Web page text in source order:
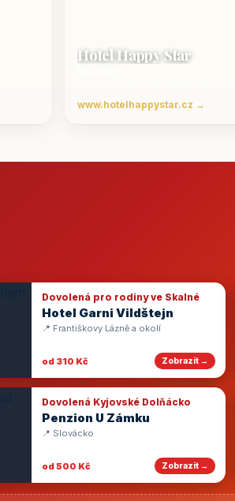
Hotel Happy Star
www.hotelhappystar.cz →
Dovolená pro rodiny ve Skalné
Hotel Garni Vildštejn
📍 Františkovy Lázně a okolí
od 310 Kč Zobrazit →
Dovolená Kyjovské Dolňácko
Penzion U Zámku
📍 Slovácko
od 500 Kč Zobrazit →